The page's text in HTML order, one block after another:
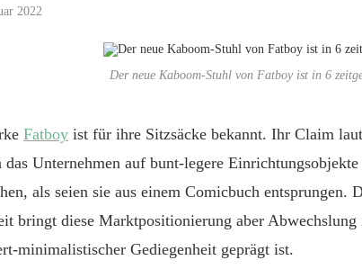
2022
Der neue Kaboom-Stuhl von Fatboy ist in 6
Fatboy ist für ihre Sitzsäcke bekannt. Ihr Claim
Unternehmen auf bunt-legere
als seien sie aus einem Comicbuch entsprungen.
bringt diese Marktpositionierung aber
minimalistischer Gediegenheit geprägt ist.